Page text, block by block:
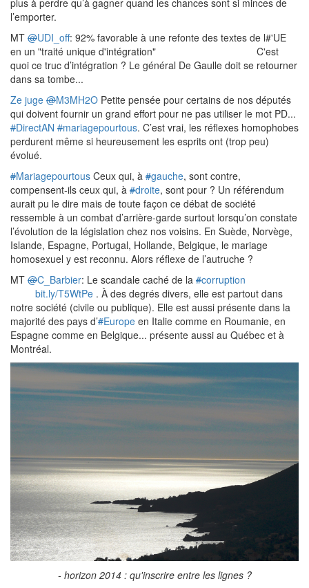
plus à perdre qu’à gagner quand les chances sont si minces de
l’emporter.
MT @UDI_off: 92% favorable à une refonte des textes de l#'UE
en un "traité unique d'intégration"
C'est
quoi ce truc d’intégration ? Le général De Gaulle doit se retourner
dans sa tombe...
Ze juge @M3MH2O Petite pensée pour certains de nos députés
qui doivent fournir un grand effort pour ne pas utiliser le mot PD...
#DirectAN #mariagepourtous. C’est vrai, les réflexes homophobes
perdurent même si heureusement les esprits ont (trop peu)
évolué.
#Mariagepourtous Ceux qui, à #gauche, sont contre,
compensent-ils ceux qui, à #droite, sont pour ? Un référendum
aurait pu le dire mais de toute façon ce débat de société
ressemble à un combat d’arrière-garde surtout lorsqu’on constate
l’évolution de la législation chez nos voisins. En Suède, Norvège,
Islande, Espagne, Portugal, Hollande, Belgique, le mariage
homosexuel y est reconnu. Alors réflexe de l’autruche ?
MT @C_Barbier: Le scandale caché de la #corruption
bit.ly/T5WtPe . À des degrés divers, elle est partout dans
notre société (civile ou publique). Elle est aussi présente dans la
majorité des pays d’#Europe en Italie comme en Roumanie, en
Espagne comme en Belgique... présente aussi au Québec et à
Montréal.
- horizon 2014 : qu'inscrire entre les lignes ?